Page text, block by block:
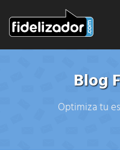
Blog
Optimiza tu